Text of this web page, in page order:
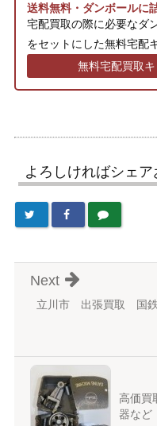
送料無料・ダンボールに
宅配買取の際に必要なダ
をセットにした無料宅配
無料宅配買取
よろしければシェ
立川市 出張買取 国鉄
Next
高価
器など